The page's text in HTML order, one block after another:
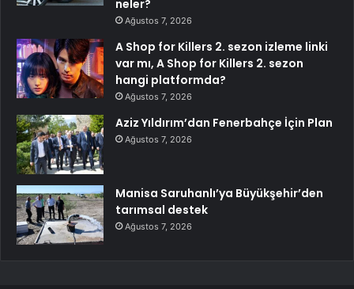
neler?
Ağustos 7, 2026
A Shop for Killers 2. sezon izleme linki
var mı, A Shop for Killers 2. sezon
hangi platformda?
Ağustos 7, 2026
Aziz Yıldırım’dan Fenerbahçe İçin Plan
Ağustos 7, 2026
Manisa Saruhanlı’ya Büyükşehir’den
tarımsal destek
Ağustos 7, 2026